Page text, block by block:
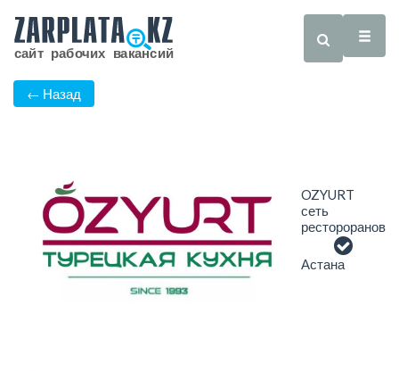
← Назад
OZYURT
сеть
рестороранов
Астана